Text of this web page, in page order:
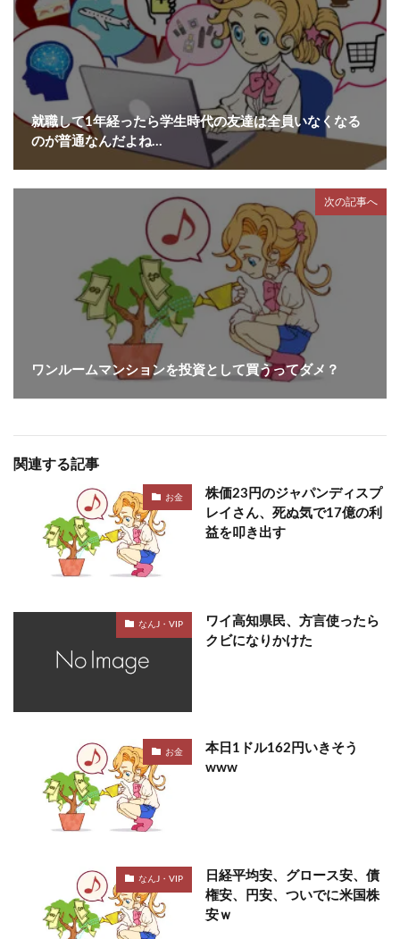
就職して1年経ったら学生時代の友達は全員いなくなる
のが普通なんだよね…
次の記事へ
ワンルームマンションを投資として買うってダメ？
関連する記事
お金
株価23円のジャパンディスプ
レイさん、死ぬ気で17億の利
益を叩き出す
なんJ・VIP
ワイ高知県民、方言使ったら
クビになりかけた
お金
本日1ドル162円いきそう
www
なんJ・VIP
日経平均安、グロース安、債
権安、円安、ついでに米国株
安ｗ